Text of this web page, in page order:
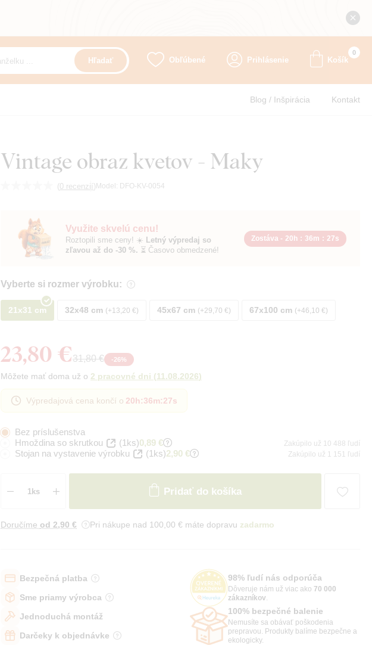
Hľadať Obľúbené Prihlásenie Košík
0
Blog / Inšpirácia Kontakt
Vintage obraz kvetov - Maky
(0 recenzií) Model: DFO-KV-0054
Využite skvelú cenu!
Roztopili sme ceny! ☀️ Letný výpredaj so
zľavou až do -30 %. ⏳ Časovo obmedzené!
Zostáva - 20h : 36m : 26s
Vyberte si rozmer výrobku:
21x31 cm 32x48 cm +13,20 € 45x67 cm +29,70 € 67x100 cm +46,10 €
23,80 €31,80 € -26%
Môžete mať doma už o 2 pracovné dni (11.08.2026)
Výpredajová cena končí o 20h:36m:26s
Bez príslušenstva
Hmoždina so skrutkou
(1ks)0,89 € Zakúpilo už 10 488 ľudí
Stojan na vystavenie výrobku (1ks)2,90 € Zakúpilo už 1 151 ľudí
Pridať do košíka
Doručíme od 2,90 € Pri nákupe nad 100,00 € máte dopravu zadarmo
Bezpečná platba
Sme priamy výrobca
Jednoduchá montáž
Darčeky k objednávke
98% ľudí nás odporúča
Dôveruje nám už viac ako 70 000
zákazníkov
100% bezpečné balenie
Nemusíte sa obávať poškodenia
prepravou. Produkty balíme bezpečne a
ekologicky.